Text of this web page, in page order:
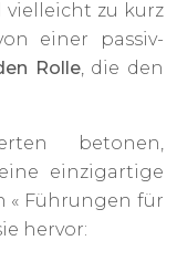
vielleicht zu kurz
einer passiv-
Rolle, die den
betonen,
einzigartige
« Führungen für
hervor: